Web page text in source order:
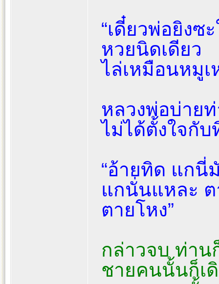
“เดี๋ยวพ่อยิงซ
หวยนิดเดียว
ไล่เหมือนหมู
หลวงพ่อบ่าย
ไม่ได้ตั้งใจกั
“อ้ายทิด แกนี่
แกนั่นแหละ ต
ตายโหง”
กล่าวจบ ท่าน
ชายคนนั้นก็เ